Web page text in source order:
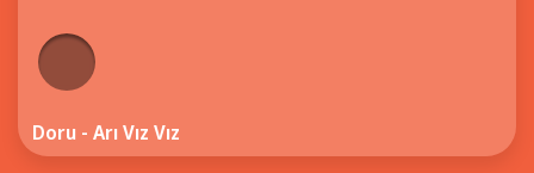
Doru - Arı Vız Vız